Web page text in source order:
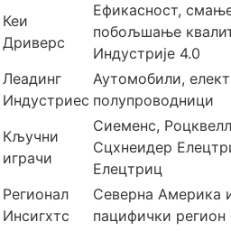
Кеи
Дриверс
Ефикасност,
побољшање
Индустрије 4.0
Леадинг
Индустриес
Аутомобили,
полупроводници
Кључни
играчи
Сиеменс,
Сцхнеидер
Елецтриц
Регионал
Инсигхтс
Северна Америка
пацифички регион